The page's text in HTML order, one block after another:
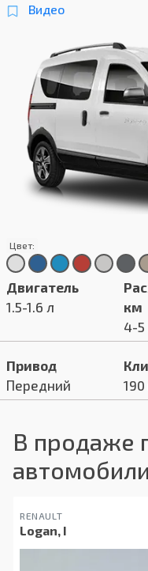
Видео
Цвет:
Двигатель
1.5-1.6 л
км
4-5
Привод
Передний
В продаже
RENAULT
Logan, I